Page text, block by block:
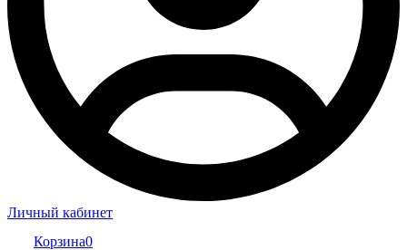
Личный кабинет
Корзина0